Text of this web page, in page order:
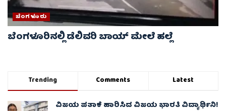
ಬೆಂಗಳೂರು
ಬೆಂಗಳೂರಿನಲ್ಲಿ ಡೆಲಿವರಿ ಬಾಯ್ ಮೇಲೆ‌ ಹಲ್ಲೆ
Trending Comments Latest
ವಿಜಯ ಪತಾಕೆ ಹಾರಿಸಿದ ವಿಜಯ ಭಾರತಿ ವಿದ್ಯಾರ್ಥಿನಿ!